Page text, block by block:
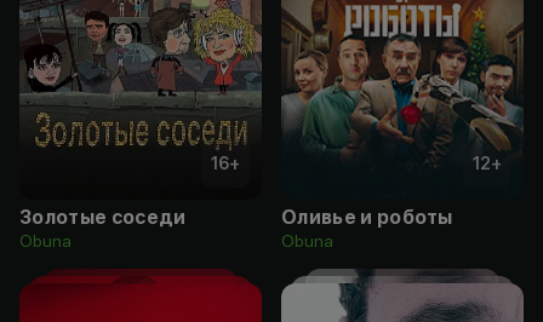
16+
Золотые соседи
Obuna
12+
Оливье и роботы
Obuna